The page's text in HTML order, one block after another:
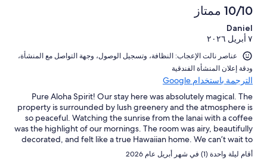
10/10 ممتاز
Daniel
٧ أبريل ٢٠٢٦
عناصر نالت الإعجاب: ⁦النظافة⁩، و⁦تسجيل الوصول⁩، و⁦جهة التواصل مع المنشأة⁩،
و⁦دقة إعلان المنشأة الفندقية⁩
الترجمة باستخدام Google
Pure Aloha Spirit! Our stay here was absolutely magical. The
property is surrounded by lush greenery and the atmosphere is
so peaceful. Watching the sunrise from the lanai with a coffee
was the highlight of our mornings. The room was airy, beautifully
decorated, and felt like a true Hawaiian home. We can’t wait to
come back!
أقام ليلة واحدة (1) في شهر أبريل عام 2026